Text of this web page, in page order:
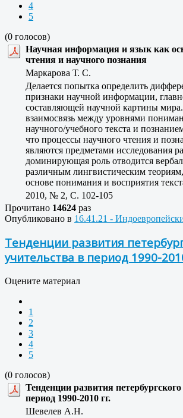
4
5
(0 голосов)
Научная информация и язык как
чтения и научного познания
Маркарова Т. С.
Делается попытка определить
признаки научной информации,
составляющей научной картины
взаимосвязь между уровнями
научного/учебного текста и
что процессы научного чтения и
являются предметами исследования
доминирующая роль отводится
различным лингвистическим
основе понимания и восприятия
2010, № 2, C. 102-105
Прочитано 14624 раз
Опубликовано в 16.41.21 -
Тенденции развития
учительства в период 1990-
Оцените материал
1
2
3
4
5
(0 голосов)
Тенденции развития
период 1990-2010 гг.
Шевелев А.Н.